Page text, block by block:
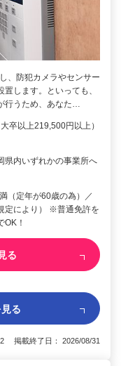
、防犯カメラやセンサー
します。といっても、
行うため、あなた…
卒以上219,500円以上）
内いずれかの事業所へ
（定年が60歳の為）／
定により） ※普通免許を
！
る
る
掲載終了日： 2026/08/31